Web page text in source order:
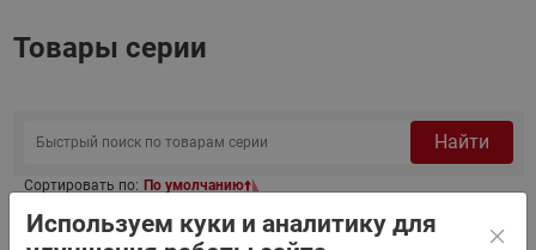
Товары серии
Найти
Сортировать по: По умолчанию
Используем куки и аналитику для